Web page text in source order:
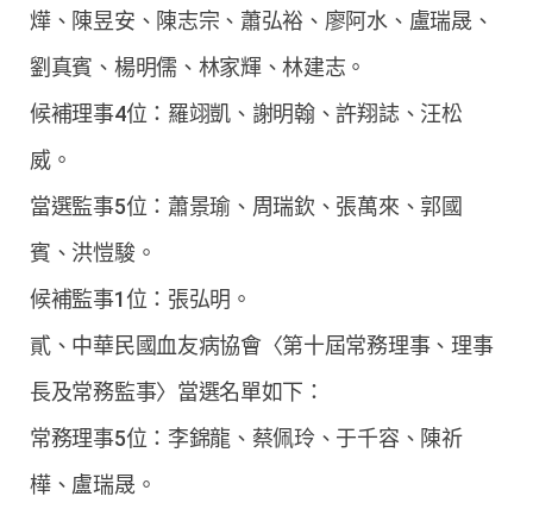
燁、陳昱安、陳志宗、蕭弘裕、廖阿水、盧瑞晟、
劉真賓、楊明儒、林家輝、林建志。
候補理事4位：羅翊凱、謝明翰、許翔誌、汪松
威。
當選監事5位：蕭景瑜、周瑞欽、張萬來、郭國
賓、洪愷駿。
候補監事1位：張弘明。
貳、中華民國血友病協會〈第十屆常務理事、理事
長及常務監事〉當選名單如下：
常務理事5位：李錦龍、蔡佩玲、于千容、陳祈
樺、盧瑞晟。